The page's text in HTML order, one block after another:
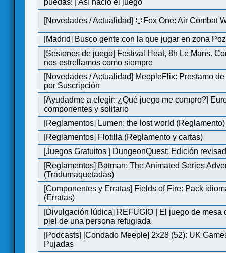
puedas! | Así nació el juego
[Novedades / Actualidad] 🦊Fox One: Air Combat
[Madrid] Busco gente con la que jugar en zona
[Sesiones de juego] Festival Heat, 8h Le Mans.
nos estrellamos como siempre
[Novedades / Actualidad] MeepleFlix: Prestamo
por Suscripción
[Ayudadme a elegir: ¿Qué juego me compro?]
componentes y solitario
[Reglamentos] Lumen: the lost world (Reglamento)
[Reglamentos] Flotilla (Reglamento y cartas)
[Juegos Gratuitos] DungeonQuest: Edición
[Reglamentos] Batman: The Animated Series
(Tradumaquetadas)
[Componentes y Erratas] Fields of Fire: Pack
(Erratas)
[Divulgación lúdica] REFUGIO | El juego de mesa
piel de una persona refugiada
[Podcasts] [Condado Meeple] 2x28 (52): UK
Pujadas